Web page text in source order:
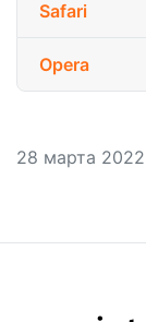
Safari
Opera
28 марта 2022